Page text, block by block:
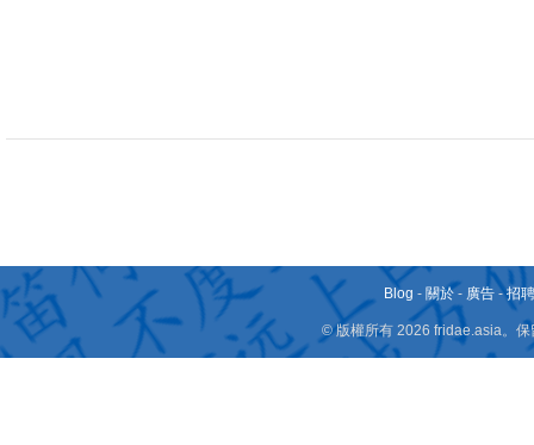
Blog - 關於 - 廣告 -招
© 版權所有 2026 fridae.asia。